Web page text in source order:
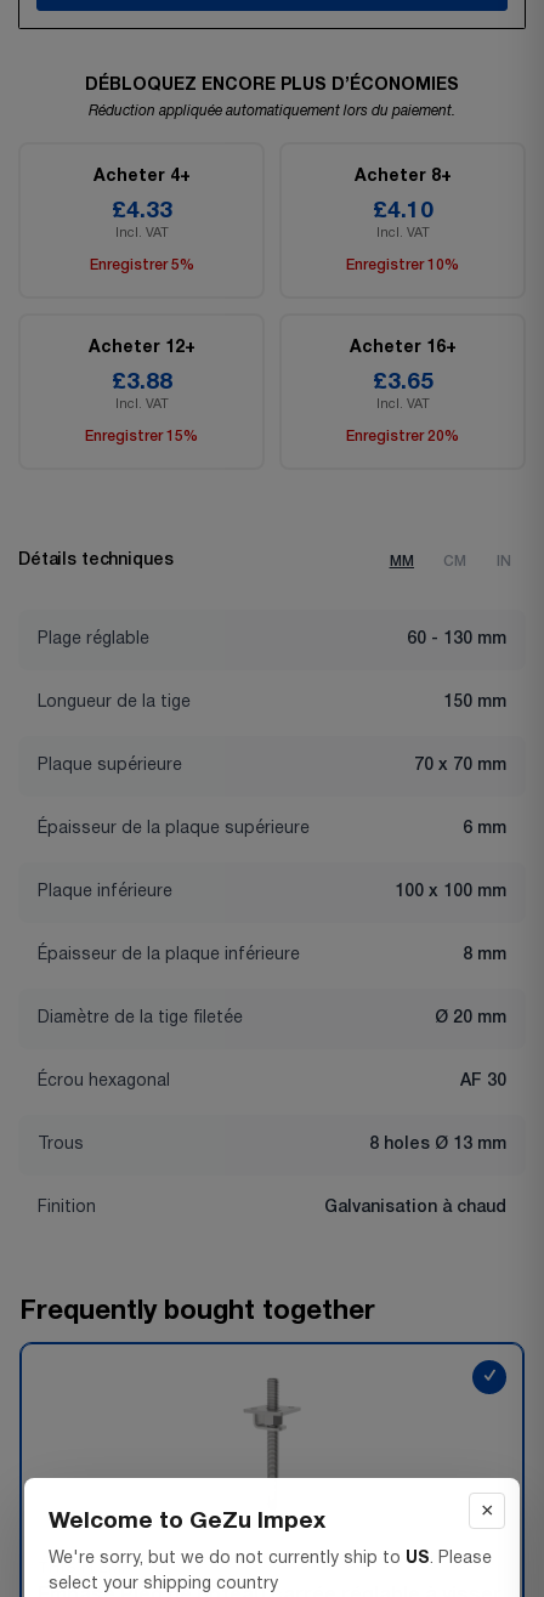
DÉBLOQUEZ ENCORE PLUS D’ÉCONOMIES
Réduction appliquée automatiquement lors du paiement.
Acheter 4+
£4.33
Incl. VAT
Enregistrer 5%
Acheter 8+
£4.10
Incl. VAT
Enregistrer 10%
Acheter 12+
£3.88
Incl. VAT
Enregistrer 15%
Acheter 16+
£3.65
Incl. VAT
Enregistrer 20%
Détails techniques MM CM IN
Plage réglable 60 - 130 mm
Longueur de la tige 150 mm
Plaque supérieure 70 x 70 mm
Épaisseur de la plaque supérieure 6 mm
Plaque inférieure 100 x 100 mm
Épaisseur de la plaque inférieure 8 mm
Diamètre de la tige filetée Ø 20 mm
Écrou hexagonal AF 30
Trous 8 holes Ø 13 mm
Finition Galvanisation à chaud
Frequently bought together
✓
×
Welcome to GeZu Impex
We're sorry, but we do not currently ship to US. Please
select your shipping country